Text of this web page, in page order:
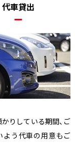
代車貸出
りしている期間、ご
よう代車の用意もご